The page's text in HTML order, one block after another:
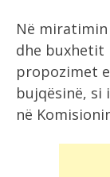
Në
dhe buxhetit
propozimet
bujqësinë,
në